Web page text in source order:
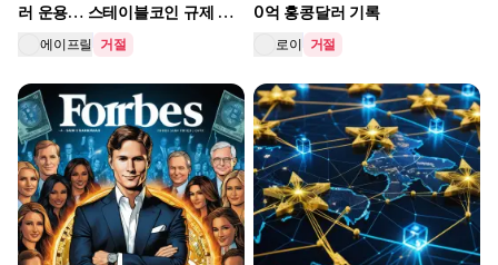
러 운용… 스테이블코인 규제 법
안 발의로 디파이·BTC(비트코인)
투자 대안 부상
에이프릴 거절
0억 홍콩달러 기록
로이 거절